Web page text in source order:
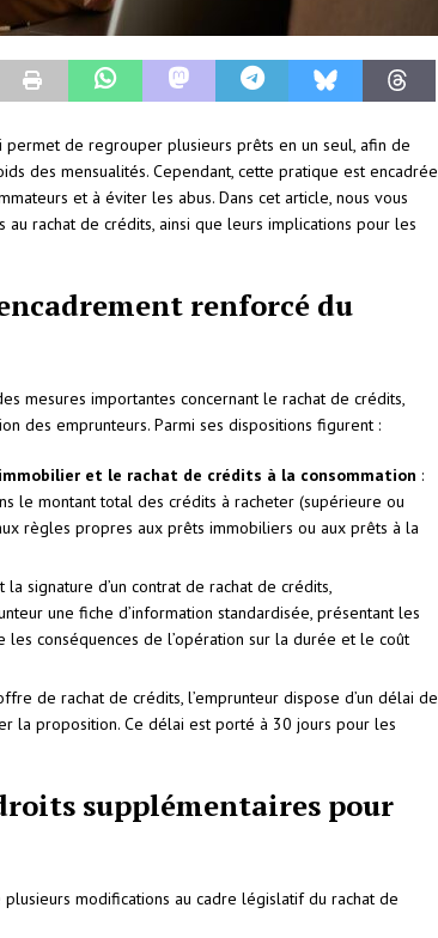
de regrouper plusieurs prêts en un seul, afin de
des mensualités. Cependant, cette pratique est encadrée
et à éviter les abus. Dans cet article, nous vous
rachat de crédits, ainsi que leurs implications pour les
renforcé du
mesures importantes concernant le rachat de crédits,
des emprunteurs. Parmi ses dispositions figurent :
et le rachat de crédits à la consommation :
le montant total des crédits à racheter (supérieure ou
règles propres aux prêts immobiliers ou aux prêts à la
la signature d’un contrat de rachat de crédits,
une fiche d’information standardisée, présentant les
les conséquences de l’opération sur la durée et le coût
de rachat de crédits, l’emprunteur dispose d’un délai de
la proposition. Ce délai est porté à 30 jours pour les
supplémentaires pour
modifications au cadre législatif du rachat de